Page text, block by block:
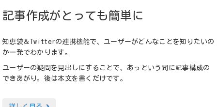
記事作成がとっても簡単に
知恵袋＆Twitterの連携機能で、ユーザーがどんなことを知りたいの
か一発でわかります。
ユーザーの疑問を見出しにすることで、あっという間に記事構成の
できあがり。後は本文を書くだけです。